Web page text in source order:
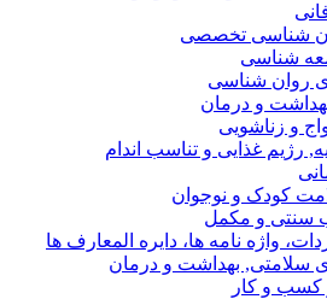
شناسی تخصصی
شناسی
روان شناسی
و درمان
و زناشویی
رژیم غذایی و تناسب اندام
کودک و نوجوان
سنتی و مکمل
واژه نامه ها، دایره المعارف ها
سلامتی, بهداشت و درمان
کسب و کار